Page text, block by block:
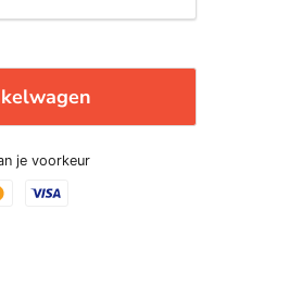
je voorkeur